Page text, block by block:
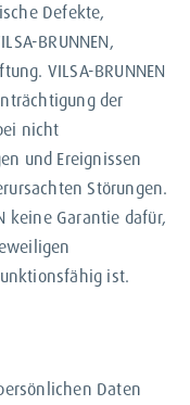
Defekte,
BRUNNEN,
VILSA-BRUNNEN
der
nicht
und Ereignissen
Störungen.
keine Garantie dafür,
ist.
Daten